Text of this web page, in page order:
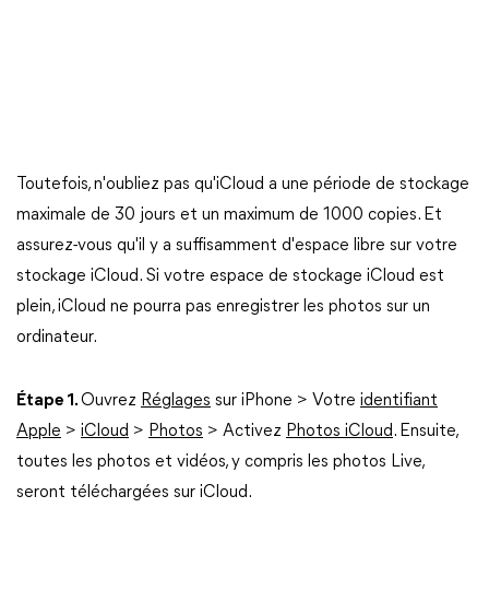
Toutefois, n'oubliez pas qu'iCloud a une période de stockage
maximale de 30 jours et un maximum de 1000 copies. Et
assurez-vous qu'il y a suffisamment d'espace libre sur votre
stockage iCloud. Si votre espace de stockage iCloud est
plein, iCloud ne pourra pas enregistrer les photos sur un
ordinateur.
Étape 1.Ouvrez Réglages sur iPhone > Votre identifiant
Apple > iCloud > Photos > Activez Photos iCloud. Ensuite,
toutes les photos et vidéos, y compris les photos Live,
seront téléchargées sur iCloud.